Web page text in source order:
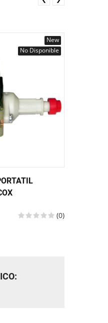
New
No Disponible
(0)